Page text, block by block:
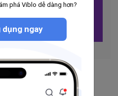
React Junior Dev
phá Viblo dễ dàng hơn?
dụng ngay